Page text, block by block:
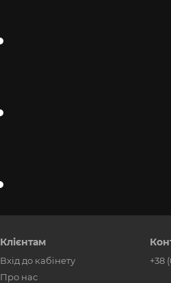
Клієнтам
Вхід до кабінету
Про нас
+38